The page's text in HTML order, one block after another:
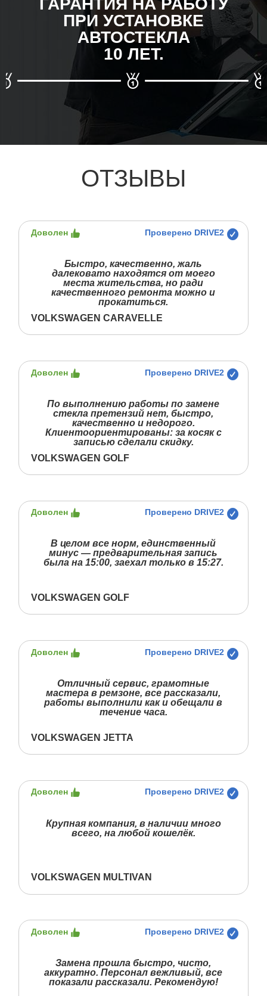
ГАРАНТИЯ НА РАБОТУ
ПРИ УСТАНОВКЕ
АВТОСТЕКЛА
10 ЛЕТ.
ОТЗЫВЫ
Доволен Проверено DRIVE2
Быстро, качественно, жаль
далековато находятся от моего
места жительства, но ради
качественного ремонта можно и
прокатиться.
VOLKSWAGEN CARAVELLE
Доволен Проверено DRIVE2
По выполнению работы по замене
стекла претензий нет, быстро,
качественно и недорого.
Клиентоориентированы: за косяк с
записью сделали скидку.
VOLKSWAGEN GOLF
Доволен Проверено DRIVE2
В целом все норм, единственный
минус — предварительная запись
была на 15:00, заехал только в 15:27.
VOLKSWAGEN GOLF
Доволен Проверено DRIVE2
Отличный сервис, грамотные
мастера в ремзоне, все рассказали,
работы выполнили как и обещали в
течение часа.
VOLKSWAGEN JETTA
Доволен Проверено DRIVE2
Крупная компания, в наличии много
всего, на любой кошелёк.
VOLKSWAGEN MULTIVAN
Доволен Проверено DRIVE2
Замена прошла быстро, чисто,
аккуратно. Персонал вежливый, все
показали рассказали. Рекомендую!